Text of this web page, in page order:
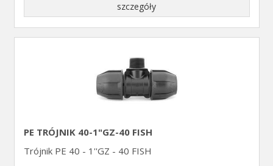
szczegóły
PE TRÓJNIK 40-1"GZ-40 FISH
Trójnik PE 40 - 1''GZ - 40 FISH